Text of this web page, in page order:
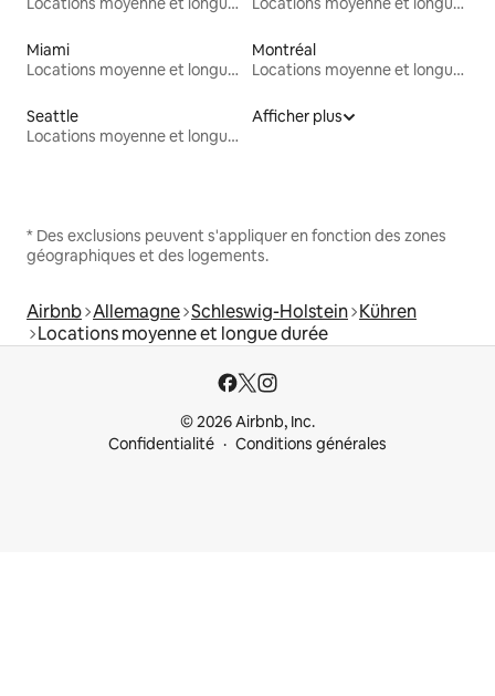
Miami
Locations moyenne et longue durée
Montréal
Locations moyenne et longue durée
Seattle
Locations moyenne et longue durée
Afficher plus
* Des exclusions peuvent s'appliquer en fonction des zones
géographiques et des logements.
Airbnb Allemagne Schleswig-Holstein Kühren
Locations moyenne et longue durée
© 2026 Airbnb, Inc.
Confidentialité
Conditions générales